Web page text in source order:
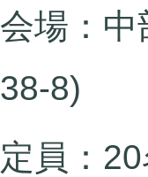
会場：
38-8)
定員：